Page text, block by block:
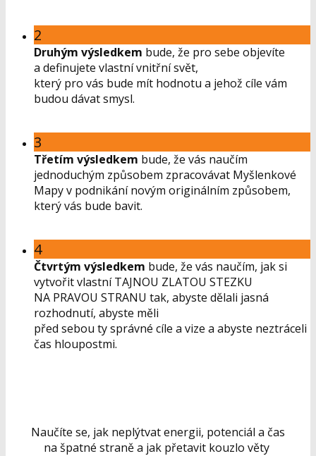
2
Druhým výsledkem bude, že pro sebe objevíte
a definujete vlastní vnitřní svět,
který pro vás bude mít hodnotu a jehož cíle vám
budou dávat smysl.
3
Třetím výsledkem bude, že vás naučím
jednoduchým způsobem zpracovávat Myšlenkové
Mapy v podnikání novým originálním způsobem,
který vás bude bavit.
4
Čtvrtým výsledkem bude, že vás naučím, jak si
vytvořit vlastní TAJNOU ZLATOU STEZKU
NA PRAVOU STRANU tak, abyste dělali jasná
rozhodnutí, abyste měli
před sebou ty správné cíle a vize a abyste neztráceli
čas hloupostmi.
Naučíte se, jak neplýtvat energii, potenciál a čas
na špatné straně a jak přetavit kouzlo věty